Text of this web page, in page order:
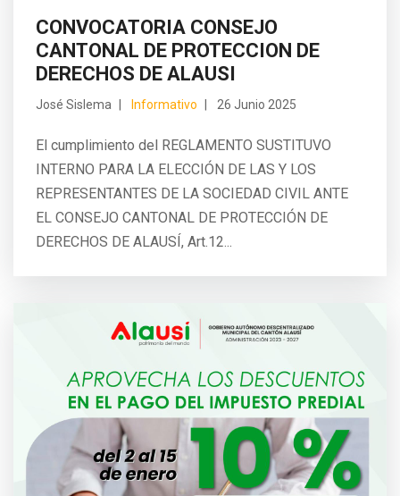
CONVOCATORIA CONSEJO
CANTONAL DE PROTECCION DE
DERECHOS DE ALAUSI
José Sislema Informativo 26 Junio 2025
El cumplimiento del REGLAMENTO SUSTITUVO
INTERNO PARA LA ELECCIÓN DE LAS Y LOS
REPRESENTANTES DE LA SOCIEDAD CIVIL ANTE
EL CONSEJO CANTONAL DE PROTECCIÓN DE
DERECHOS DE ALAUSÍ, Art.12...